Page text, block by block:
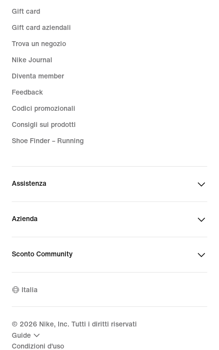
Gift card
Gift card aziendali
Trova un negozio
Nike Journal
Diventa member
Feedback
Codici promozionali
Consigli sui prodotti
Shoe Finder – Running
Assistenza
Azienda
Sconto Community
Italia
© 2026 Nike, Inc. Tutti i diritti riservati
Guide
Condizioni d'uso